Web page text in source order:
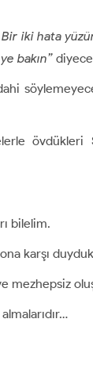
Bir iki hata
bakın”
övdükleri
bilelim.
karşı
mezhepsiz